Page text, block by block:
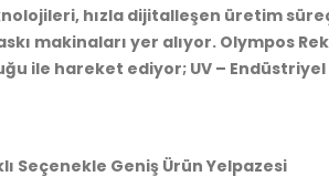
hızla dijitalleşen üretim
makinaları yer alıyor. Olympos
ile hareket ediyor; UV –
Seçenekle Geniş Ürün Yelpazesi